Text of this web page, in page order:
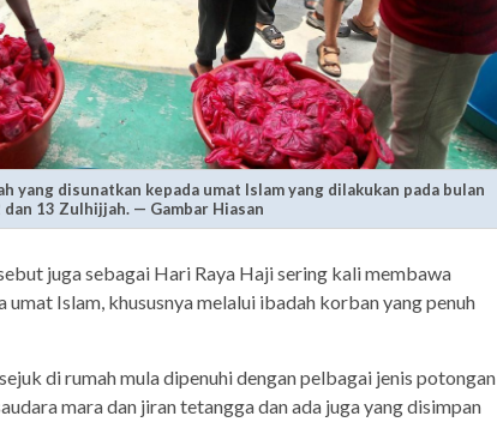
yang disunatkan kepada umat Islam yang dilakukan pada bulan
13 Zulhijjah. — Gambar Hiasan
juga sebagai Hari Raya Haji sering kali membawa
Islam, khususnya melalui ibadah korban yang penuh
di rumah mula dipenuhi dengan pelbagai jenis potongan
mara dan jiran tetangga dan ada juga yang disimpan